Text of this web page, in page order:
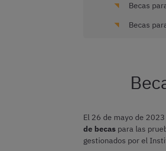
Becas
Becas
El 26 de mayo de
de becas para las
gestionados por el